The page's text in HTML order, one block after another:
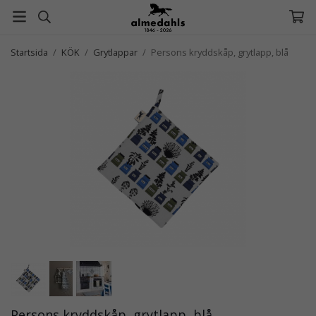
Startsida / KÖK / Grytlappar / Persons kryddskåp, grytlapp, blå